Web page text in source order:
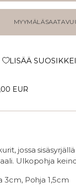
LISÄÄ
EUR
jossa
Ulkopohja
3cm, Pohja 1,5cm